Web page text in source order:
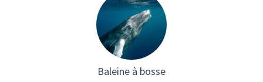
Baleine à bosse